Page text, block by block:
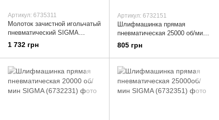
Артикул: 6735311
Молоток зачистной игольчатый
пневматический SIGMA
(6735311)
1 732 грн
Артикул: 6732151
Шлифмашинка прямая
пневматическая 25000 об/мин
SIGMA (6732151)
805 грн